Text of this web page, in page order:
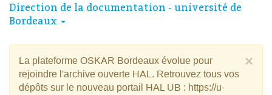
Direction de la documentation - université de
Bordeaux
×
La plateforme OSKAR Bordeaux évolue pour
rejoindre l'archive ouverte HAL. Retrouvez tous vos
dépôts sur le nouveau portail HAL UB : https://u-